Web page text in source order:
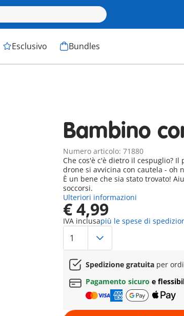
Esclusivo Bundles
Bambino
Numero articolo: 71880
Che cos'è c'è dietro il cespuglio?
drone si avvicina con cautela - oh
È un bene che sia stato trovato!
soccorsi.
Ulteriori informazioni
€ 4,99
IVA inclusapiù le spese di
Spedizione gratuita per
Pagamento sicuro e